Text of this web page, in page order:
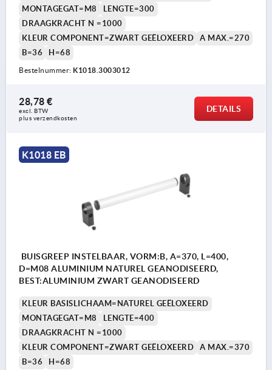
MONTAGEGAT=M8
LENGTE=300
DRAAGKRACHT N =1000
KLEUR COMPONENT=ZWART GEËLOXEERD
A MAX.=270
B=36
H=68
Bestelnummer: K1018.3003012
28,78 €
excl. BTW
plus verzendkosten
DETAILS
K1018 EB
BUISGREEP INSTELBAAR, VORM:B, A=370, L=400,
D=M08 ALUMINIUM NATUREL GEANODISEERD,
BEST:ALUMINIUM ZWART GEANODISEERD
KLEUR BASISLICHAAM=NATUREL GEËLOXEERD
MONTAGEGAT=M8
LENGTE=400
DRAAGKRACHT N =1000
KLEUR COMPONENT=ZWART GEËLOXEERD
A MAX.=370
B=36
H=68